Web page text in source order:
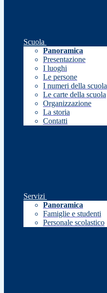
Scuola
Panoramica
Presentazione
I luoghi
Le persone
I numeri della scuola
Le carte della scuola
Organizzazione
La storia
Contatti
Servizi
Panoramica
Famiglie e studenti
Personale scolastico